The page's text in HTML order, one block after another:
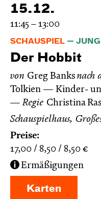
15.12.
11:45 – 13:00
SCHAUSPIEL
Der Hobbit
von Greg Banks nach
Tolkien
Kinder-
Regie Christina
Schauspielhaus,
Preise:
17,00
8,50 8,50 €
Ermäßigungen
Karten